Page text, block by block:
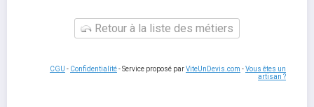
Retour à la liste des métiers
CGU - Confidentialité- Service proposé parViteUnDevis.com -Vous êtes un
artisan ?